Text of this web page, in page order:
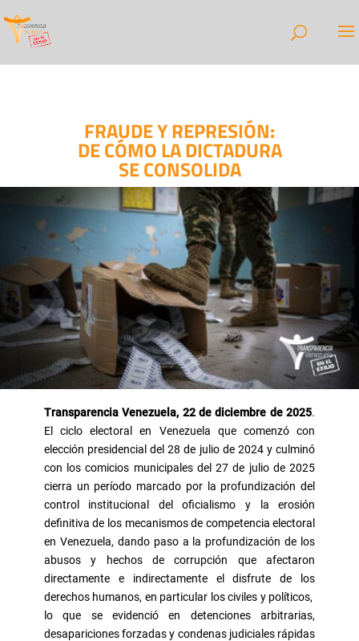
FRAUDE Y REPRESIÓN:
DE CÓMO LA DICTADURA
SE CONSOLIDA
Transparencia Venezuela, 22 de diciembre de 2025.
El ciclo electoral en Venezuela que comenzó con
elección presidencial del 28 de julio de 2024 y culminó
con los comicios municipales del 27 de julio de 2025
cierra un período marcado por la profundización del
control institucional del oficialismo y la erosión
definitiva de los mecanismos de competencia electoral
en Venezuela, dando paso a la profundización de los
abusos y hechos de corrupción que afectaron
directamente e indirectamente el disfrute de los
derechos humanos, en particular los civiles y políticos,
lo que se evidenció en detenciones arbitrarias,
desapariciones forzadas y condenas judiciales rápidas